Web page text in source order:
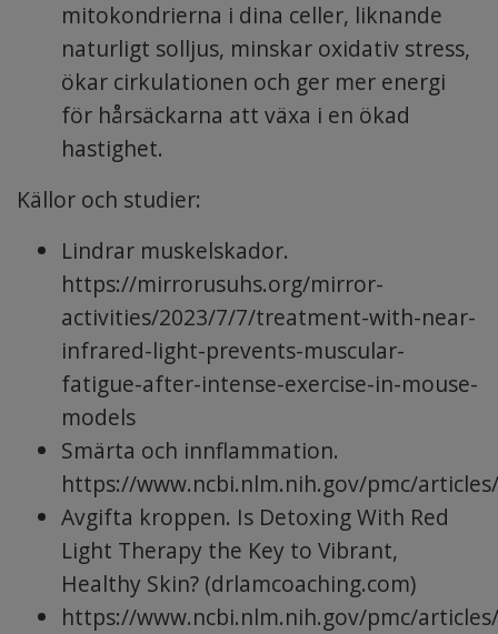
mitokondrierna i dina celler, liknande
naturligt solljus, minskar oxidativ stress,
ökar cirkulationen och ger mer energi
för hårsäckarna att växa i en ökad
hastighet.
Källor och studier:
Lindrar muskelskador.
https://mirrorusuhs.org/mirror-
activities/2023/7/7/treatment-with-near-
infrared-light-prevents-muscular-
fatigue-after-intense-exercise-in-mouse-
models
Smärta och innflammation.
https://www.ncbi.nlm.nih.gov/pmc/
Avgifta kroppen. Is Detoxing With Red
Light Therapy the Key to Vibrant,
Healthy Skin? (drlamcoaching.com)
https://www.ncbi.nlm.nih.gov/pmc/